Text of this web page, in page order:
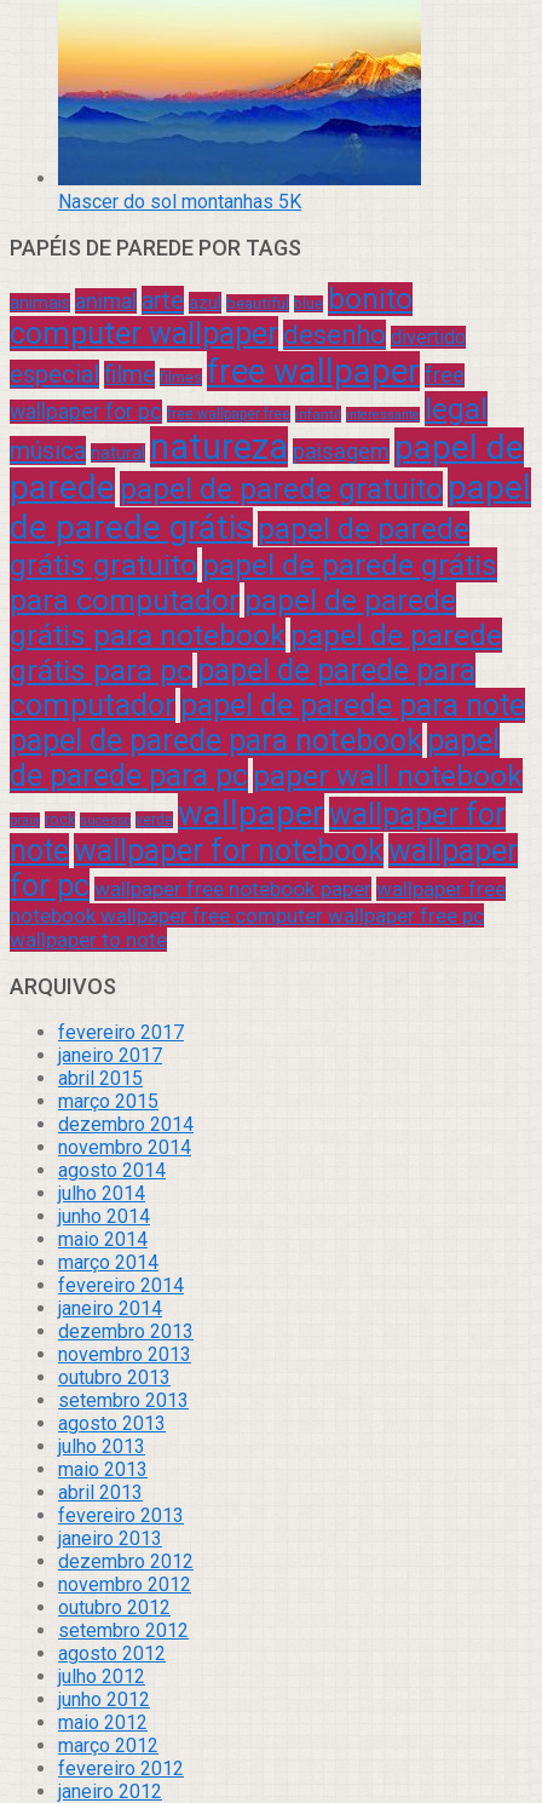
Nascer do sol montanhas 5K
PAPÉIS DE PAREDE POR TAGS
animais animal arte azul beautiful blue bonito
computer wallpaper desenho divertido
especial filme filmes free wallpaper free
wallpaper for pc free wallpaper free infantil interessante legal
música natural natureza paisagem papel de
parede papel de parede gratuito papel
de parede grátis papel de parede
grátis gratuito papel de parede grátis
para computador papel de parede
grátis para notebook papel de parede
grátis para pc papel de parede para
computador papel de parede para note
papel de parede para notebook papel
de parede para pc paper wall notebook
praia rock sucesso verde wallpaperwallpaper for
notewallpaper for notebookwallpaper
for pc wallpaper free notebook paper wallpaper free
notebook wallpaper free computer wallpaper free pc
wallpaper to note
ARQUIVOS
fevereiro 2017
janeiro 2017
abril 2015
março 2015
dezembro 2014
novembro 2014
agosto 2014
julho 2014
junho 2014
maio 2014
março 2014
fevereiro 2014
janeiro 2014
dezembro 2013
novembro 2013
outubro 2013
setembro 2013
agosto 2013
julho 2013
maio 2013
abril 2013
fevereiro 2013
janeiro 2013
dezembro 2012
novembro 2012
outubro 2012
setembro 2012
agosto 2012
julho 2012
junho 2012
maio 2012
março 2012
fevereiro 2012
janeiro 2012